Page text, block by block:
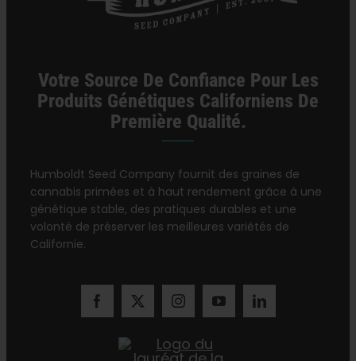
Votre Source De Confiance Pour Les
Produits Génétiques Californiens De
Première Qualité.
Humboldt Seed Company fournit des graines de
cannabis primées et à haut rendement grâce à une
génétique stable, des pratiques durables et une
volonté de préserver les meilleures variétés de
Californie.